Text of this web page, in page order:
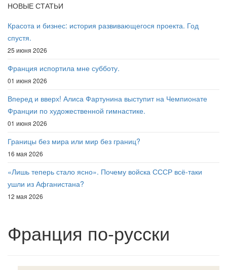
НОВЫЕ СТАТЬИ
Красота и бизнес: история развивающегося проекта. Год
спустя.
25 июня 2026
Франция испортила мне субботу.
01 июня 2026
Вперед и вверх! Алиса Фартунина выступит на Чемпионате
Франции по художественной гимнастике.
01 июня 2026
Границы без мира или мир без границ?
16 мая 2026
«Лишь теперь стало ясно». Почему войска СССР всё-таки
ушли из Афганистана?
12 мая 2026
Франция по-русски